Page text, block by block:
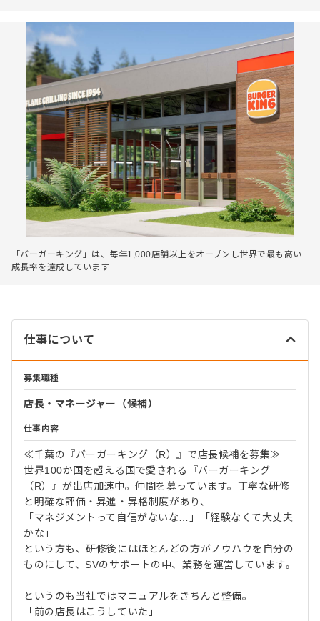
「バーガーキング」は、毎年1,000店舗以上をオープンし世界で最も高い
成長率を達成しています
仕事について
募集職種
店長・マネージャー（候補）
仕事内容
≪千葉の『バーガーキング（R）』で店長候補を募集≫
世界100か国を超える国で愛される『バーガーキング
（R）』が出店加速中。仲間を募っています。丁寧な研修
と明確な評価・昇進・昇格制度があり、
「マネジメントって自信がないな…」「経験なくて大丈夫
かな」
という方も、研修後にはほとんどの方がノウハウを自分の
ものにして、SVのサポートの中、業務を運営しています。
というのも当社ではマニュアルをきちんと整備。
「前の店長はこうしていた」